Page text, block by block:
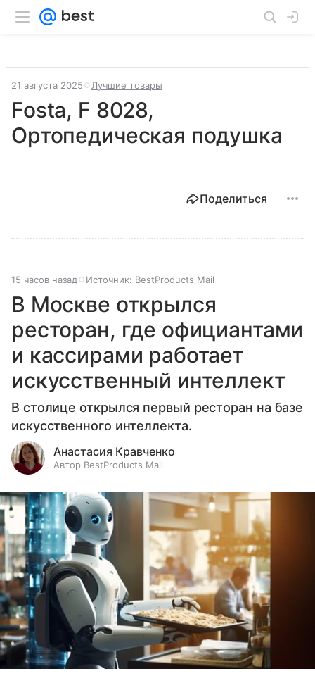
21 августа 2025 Лучшие товары
Fosta, F 8028,
Ортопедическая подушка
Поделиться
15 часов назад Источник: BestProducts Mail
В Москве открылся
ресторан, где официантами
и кассирами работает
искусственный интеллект
В столице открылся первый ресторан на базе
искусственного интеллекта.
Анастасия Кравченко
Автор BestProducts Mail